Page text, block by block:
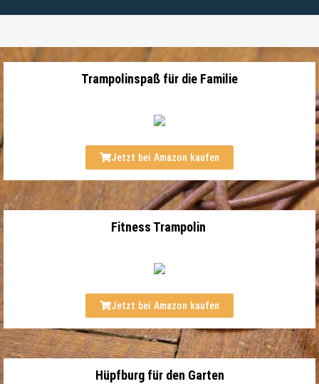
Trampolinspaß für die Familie
Jetzt bei Amazon kaufen
Fitness Trampolin
Jetzt bei Amazon kaufen
Hüpfburg für den Garten